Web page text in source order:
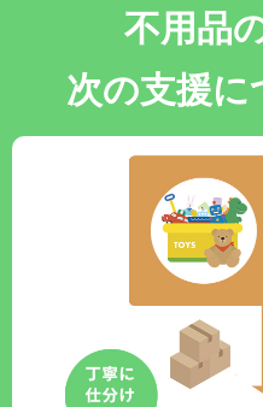
不用品
次の支援